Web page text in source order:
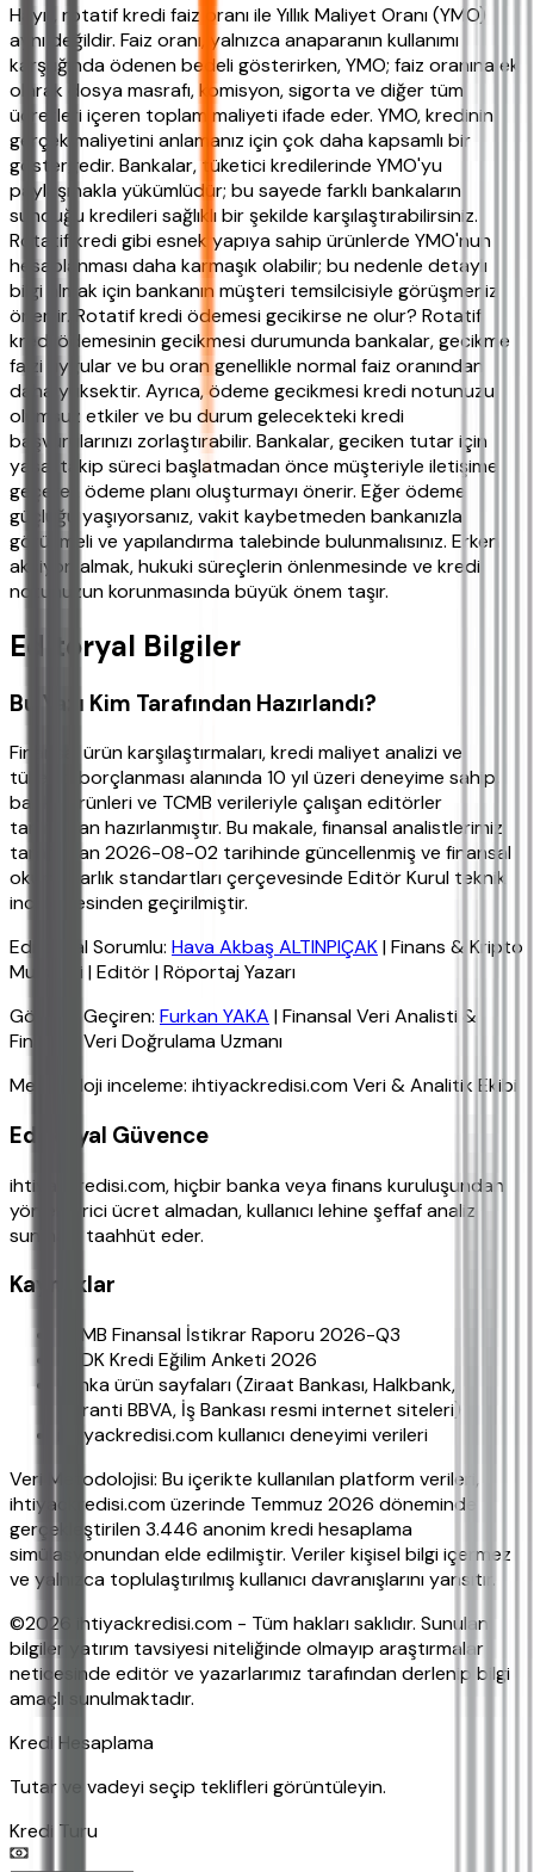
Hayır, rotatif kredi faiz oranı ile Yıllık Maliyet Oranı (YMO)
aynı değildir. Faiz oranı, yalnızca anaparanın kullanımı
karşılığında ödenen bedeli gösterirken, YMO; faiz oranına ek
olarak dosya masrafı, komisyon, sigorta ve diğer tüm
ücretleri içeren toplam maliyeti ifade eder. YMO, kredinin
gerçek maliyetini anlamanız için çok daha kapsamlı bir
göstergedir. Bankalar, tüketici kredilerinde YMO'yu
paylaşmakla yükümlüdür; bu sayede farklı bankaların
sunduğu kredileri sağlıklı bir şekilde karşılaştırabilirsiniz.
Rotatif kredi gibi esnek yapıya sahip ürünlerde YMO'nun
hesaplanması daha karmaşık olabilir; bu nedenle detaylı
bilgi almak için bankanın müşteri temsilcisiyle görüşmeniz
önerilir. Rotatif kredi ödemesi gecikirse ne olur? Rotatif
kredi ödemesinin gecikmesi durumunda bankalar, gecikme
faizi uygular ve bu oran genellikle normal faiz oranından
daha yüksektir. Ayrıca, ödeme gecikmesi kredi notunuzu
olumsuz etkiler ve bu durum gelecekteki kredi
başvurularınızı zorlaştırabilir. Bankalar, geciken tutar için
yasal takip süreci başlatmadan önce müşteriyle iletişime
geçerek ödeme planı oluşturmayı önerir. Eğer ödeme
güçlüğü yaşıyorsanız, vakit kaybetmeden bankanızla
görüşmeli ve yapılandırma talebinde bulunmalısınız. Erken
aksiyon almak, hukuki süreçlerin önlenmesinde ve kredi
notunuzun korunmasında büyük önem taşır.
Editoryal Bilgiler
Bu Yazı Kim Tarafından Hazırlandı?
Finansal ürün karşılaştırmaları, kredi maliyet analizi ve
tüketici borçlanması alanında 10 yıl üzeri deneyime sahip,
banka ürünleri ve TCMB verileriyle çalışan editörler
tarafından hazırlanmıştır. Bu makale, finansal analistlerimiz
tarafından 2026-08-02 tarihinde güncellenmiş ve finansal
okuryazarlık standartları çerçevesinde Editör Kurul teknik
incelemesinden geçirilmiştir.
Editoryal Sorumlu: Hava Akbaş ALTINPIÇAK| Finans & Kripto
Muhabiri | Editör | Röportaj Yazarı
Gözden Geçiren: Furkan YAKA | Finansal Veri Analisti &
Finansal Veri Doğrulama Uzmanı
Metodoloji inceleme: ihtiyackredisi.com Veri & Analitik Ekibi
Editoryal Güvence
ihtiyackredisi.com, hiçbir banka veya finans kuruluşundan
yönlendirici ücret almadan, kullanıcı lehine şeffaf analiz
sunmayı taahhüt eder.
Kaynaklar
TCMB Finansal İstikrar Raporu 2026-Q3
BDDK Kredi Eğilim Anketi 2026
Banka ürün sayfaları (Ziraat Bankası, Halkbank,
Garanti BBVA, İş Bankası resmi internet siteleri)
ihtiyackredisi.com kullanıcı deneyimi verileri
Veri Metodolojisi: Bu içerikte kullanılan platform verileri,
ihtiyackredisi.com üzerinde Temmuz 2026 döneminde
gerçekleştirilen 3.446 anonim kredi hesaplama
simülasyonundan elde edilmiştir. Veriler kişisel bilgi içermez
ve yalnızca toplulaştırılmış kullanıcı davranışlarını yansıtır.
©2026 ihtiyackredisi.com - Tüm hakları saklıdır. Sunulan
bilgiler yatırım tavsiyesi niteliğinde olmayıp araştırmalar
neticesinde editör ve yazarlarımız tarafından derlenip bilgi
amaçlı sunulmaktadır.
Kredi Hesaplama
Tutar ve vadeyi seçip teklifleri görüntüleyin.
Kredi Turu